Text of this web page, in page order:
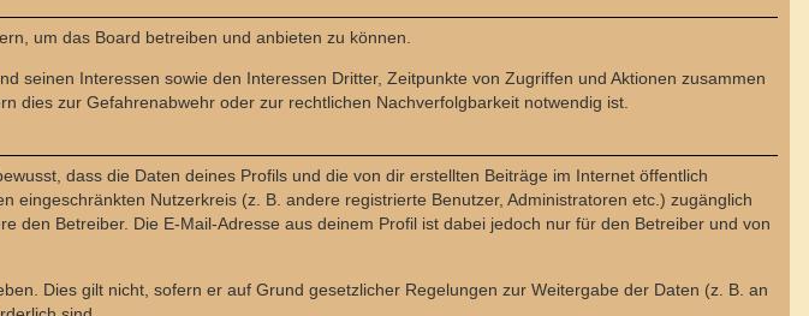
um das Board betreiben und anbieten zu können.
seinen Interessen sowie den Interessen Dritter, Zeitpunkte von Zugriffen und Aktionen zusammen
dies zur Gefahrenabwehr oder zur rechtlichen Nachverfolgbarkeit notwendig ist.
dass die Daten deines Profils und die von dir erstellten Beiträge im Internet öffentlich
Nutzerkreis (z. B. andere registrierte Benutzer, Administratoren etc.) zugänglich
Betreiber. Die E-Mail-Adresse aus deinem Profil ist dabei jedoch nur für den Betreiber und von
Dies gilt nicht, sofern er auf Grund gesetzlicher Regelungen zur Weitergabe der Daten (z. B. an